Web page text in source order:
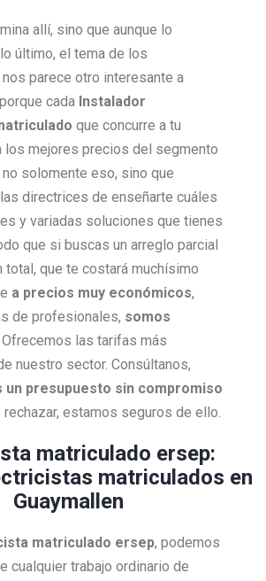
allí, sino que aunque lo
último, el tema de los
parece otro interesante a
cada Instalador
que concurre a tu
los mejores precios del segmento
no solomente eso, sino que
directrices de enseñarte cuáles
y variadas soluciones que tienes
que si buscas un arreglo parcial
total, que te costará muchísimo
a precios muy económicos,
de profesionales, somos
. Ofrecemos las tarifas más
nuestro sector. Consúltanos,
un presupuesto sin compromiso
estamos seguros de ello.
matriculado ersep:
matriculados en
Guaymallen
matriculado ersep, podemos
cualquier trabajo ordinario de